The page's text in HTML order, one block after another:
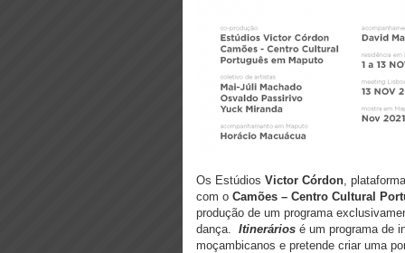
Os Estúdios Victor Córdon,
com o Camões – Centro Cultural
produção de um programa
dança. Itinerários é um programa de
moçambicanos e pretende criar uma